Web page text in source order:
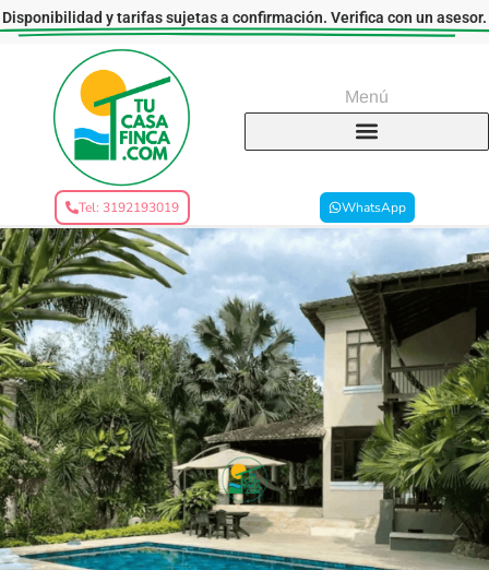
Disponibilidad y tarifas sujetas a confirmación. Verifica con un asesor.
Menú
Tel: 3192193019 WhatsApp